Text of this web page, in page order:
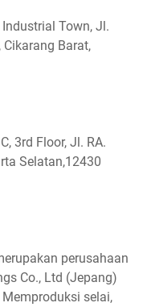
Town, Jl.
Barat,
3rd Floor, Jl. RA.
Selatan,12430
perusahaan
Co., Ltd (Jepang)
selai,